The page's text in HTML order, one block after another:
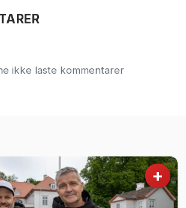
ikke laste kommentarer
+